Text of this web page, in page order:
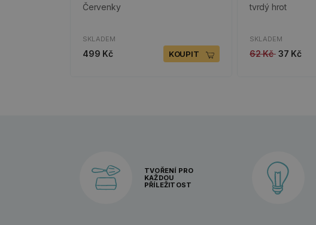
Červenky
SKLADEM
499 Kč KOUPIT
tvrdý hrot
SKLADEM
62 Kč 37 Kč
TVOŘENÍ PRO
KAŽDOU
PŘÍLEŽITOST